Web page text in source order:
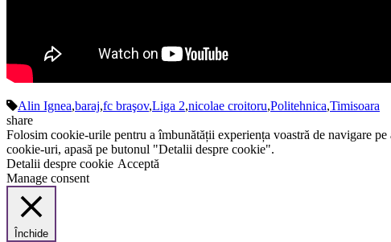
Alin Ignea,baraj,fc braşov,Liga 2,nicolae croitoru,Politehnica,Timisoara
share
Folosim cookie-urile pentru a îmbunătății experiența voastră de navigare
cookie-uri, apasă pe butonul "Detalii despre cookie".
Detalii despre cookie Acceptă
Manage consent
Închide